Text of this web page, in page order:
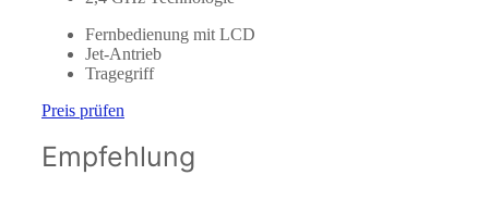
Fernbedienung mit LCD
Jet-Antrieb
Tragegriff
Preis prüfen
Empfehlung